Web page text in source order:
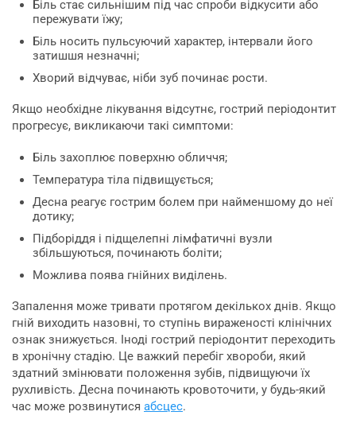
Біль стає сильнішим під час спроби відкусити або
пережувати їжу;
Біль носить пульсуючий характер, інтервали його
затишшя незначні;
Хворий відчуває, ніби зуб починає рости.
Якщо необхідне лікування відсутнє, гострий періодонтит
прогресує, викликаючи такі симптоми:
Біль захоплює поверхню обличчя;
Температура тіла підвищується;
Десна реагує гострим болем при найменшому до неї
дотику;
Підборіддя і підщелепні лімфатичні вузли
збільшуються, починають боліти;
Можлива поява гнійних виділень.
Запалення може тривати протягом декількох днів. Якщо
гній виходить назовні, то ступінь вираженості клінічних
ознак знижується. Іноді гострий періодонтит переходить
в хронічну стадію. Це важкий перебіг хвороби, який
здатний змінювати положення зубів, підвищуючи їх
рухливість. Десна починають кровоточити, у будь-який
час може розвинутися абсцес.